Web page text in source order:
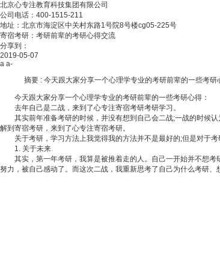
北京心专注教育科技集团有限公司
公司电话：400-1515-211
地址：北京市海淀区中关村东路1号院8号楼cg05-225号
寄宿考研：考研前辈的考研心得交流
分享到：
2019-05-07
a a-
摘要 : 今天跟大家分享一个心理学专业的考研前辈的一些考研
今天跟大家分享一个心理学专业的考研前辈的一些考研心得：
去年自己是二战，来到了心专注寄宿考研考研学习。
其实前年准备考研的时候，并没有想到自己会二战;一战的时候认
解到寄宿考研，来到了心专注寄宿考研。
关于考研，学习方法上我觉得我的方法并不是最好的;但是对于考
1. 关于未来
其实，第一年考研，我算是被推着走的人。自己一开始并不想考
努力，被自己感动了。而这次二战，我重新思考了自己为什么考研